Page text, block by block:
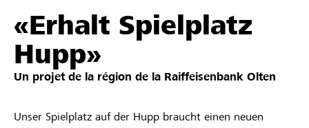
Parrainer
Soutien & assistance
Trouvez des projets et des organisations
«Erhalt Spielplatz
Hupp»
Un projet de la région de la Raiffeisenbank Olten
Unser Spielplatz auf der Hupp braucht einen neuen